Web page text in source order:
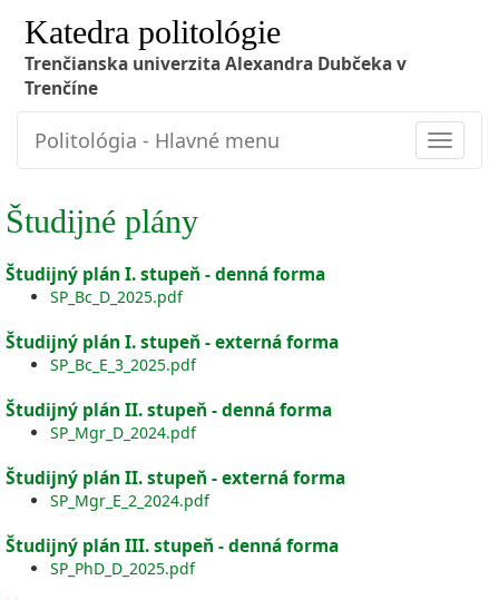
Katedra politológie
Trenčianska univerzita Alexandra Dubčeka v
Trenčíne
Toggle
Politológia - Hlavné menu
Študijné plány
Študijný plán I. stupeň - denná forma
SP_Bc_D_2025.pdf
Študijný plán I. stupeň - externá forma
SP_Bc_E_3_2025.pdf
Študijný plán II. stupeň - denná forma
SP_Mgr_D_2024.pdf
Študijný plán II. stupeň - externá forma
SP_Mgr_E_2_2024.pdf
Študijný plán III. stupeň - denná forma
SP_PhD_D_2025.pdf